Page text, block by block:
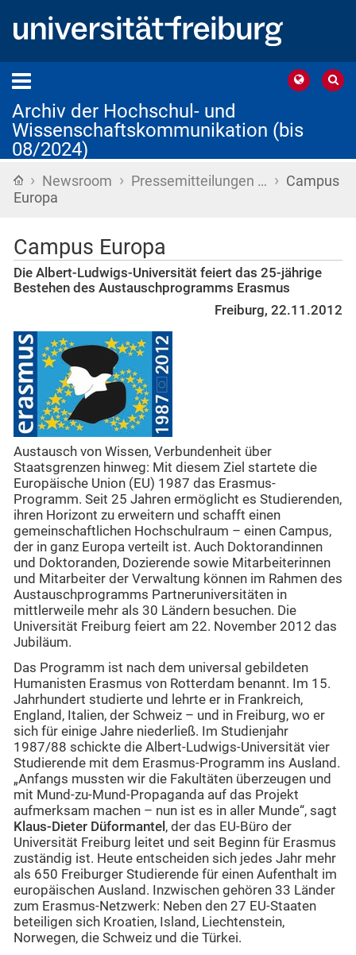
Archiv der Hochschul- und
Wissenschaftskommunikation (bis
08/2024)
Startseite
› Newsroom › Pressemitteilungen … › Campus
Europa
Campus Europa
Die Albert-Ludwigs-Universität feiert das 25-jährige
Bestehen des Austauschprogramms Erasmus
Freiburg, 22.11.2012
Austausch von Wissen, Verbundenheit über
Staatsgrenzen hinweg: Mit diesem Ziel startete die
Europäische Union (EU) 1987 das Erasmus-
Programm. Seit 25 Jahren ermöglicht es Studierenden,
ihren Horizont zu erweitern und schafft einen
gemeinschaftlichen Hochschulraum – einen Campus,
der in ganz Europa verteilt ist. Auch Doktorandinnen
und Doktoranden, Dozierende sowie Mitarbeiterinnen
und Mitarbeiter der Verwaltung können im Rahmen des
Austauschprogramms Partneruniversitäten in
mittlerweile mehr als 30 Ländern besuchen. Die
Universität Freiburg feiert am 22. November 2012 das
Jubiläum.
Das Programm ist nach dem universal gebildeten
Humanisten Erasmus von Rotterdam benannt. Im 15.
Jahrhundert studierte und lehrte er in Frankreich,
England, Italien, der Schweiz – und in Freiburg, wo er
sich für einige Jahre niederließ. Im Studienjahr
1987/88 schickte die Albert-Ludwigs-Universität vier
Studierende mit dem Erasmus-Programm ins Ausland.
„Anfangs mussten wir die Fakultäten überzeugen und
mit Mund-zu-Mund-Propaganda auf das Projekt
aufmerksam machen – nun ist es in aller Munde“, sagt
Klaus-Dieter Düformantel , der das EU-Büro der
Universität Freiburg leitet und seit Beginn für Erasmus
zuständig ist. Heute entscheiden sich jedes Jahr mehr
als 650 Freiburger Studierende für einen Aufenthalt im
europäischen Ausland. Inzwischen gehören 33 Länder
zum Erasmus-Netzwerk: Neben den 27 EU-Staaten
beteiligen sich Kroatien, Island, Liechtenstein,
Norwegen, die Schweiz und die Türkei.